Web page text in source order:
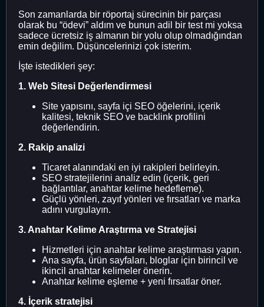
Son zamanlarda bir röportaj sürecinin bir parçası
olarak bu “ödevi” aldım ve bunun adil bir test mi yoksa
sadece ücretsiz iş almanın bir yolu olup olmadığından
emin değilim. Düşüncelerinizi çok isterim.
İşte istedikleri şey:
1. Web Sitesi Değerlendirmesi
Site yapısını, sayfa içi SEO öğelerini, içerik
kalitesi, teknik SEO ve backlink profilini
değerlendirin.
2. Rakip analizi
Ticaret alanındaki en iyi rakipleri belirleyin.
SEO stratejilerini analiz edin (içerik, geri
bağlantılar, anahtar kelime hedefleme).
Güçlü yönleri, zayıf yönleri ve fırsatları ve marka
adını vurgulayın.
3. Anahtar Kelime Araştırma ve Stratejisi
Hizmetleri için anahtar kelime araştırması yapın.
Ana sayfa, ürün sayfaları, bloglar için birincil ve
ikincil anahtar kelimeler önerin.
Anahtar kelime eşleme + yeni fırsatlar öner.
4. İçerik stratejisi